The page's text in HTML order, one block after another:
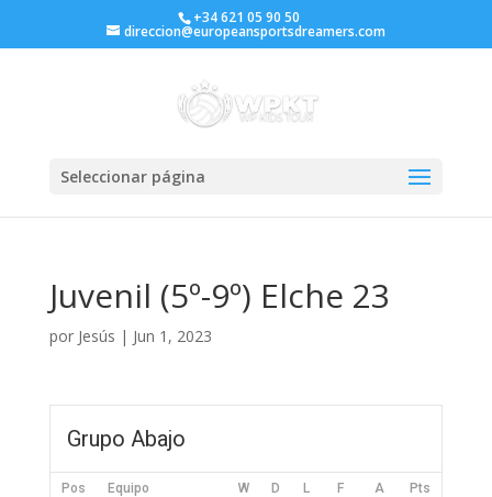
+34 621 05 90 50
direccion@europeansportsdreamers.com
Seleccionar página
Juvenil (5º-9º) Elche 23
por Jesús | Jun 1, 2023
Grupo Abajo
Pos Equipo W D L F A Pts